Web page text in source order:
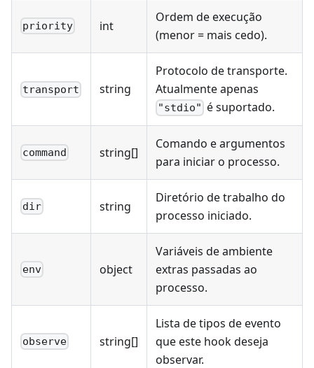
priority int
Ordem de execução
(menor = mais cedo).
transport string
Protocolo de transporte.
Atualmente apenas
"stdio" é suportado.
command string[]
Comando e argumentos
para iniciar o processo.
dir string
Diretório de trabalho do
processo iniciado.
env object
Variáveis de ambiente
extras passadas ao
processo.
observe string[]
Lista de tipos de evento
que este hook deseja
observar.